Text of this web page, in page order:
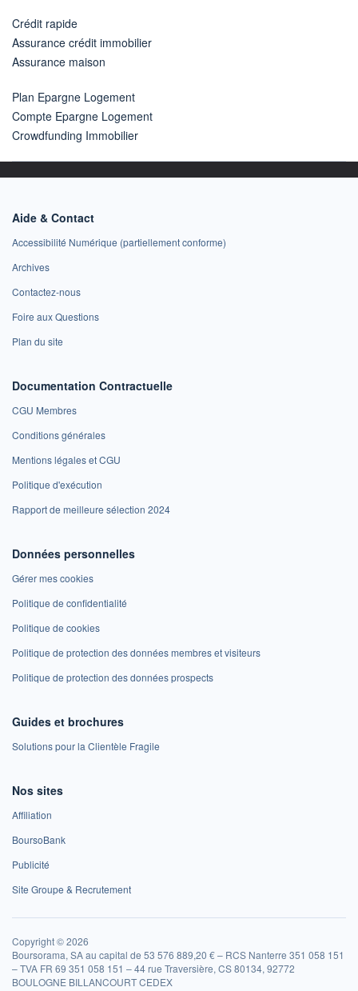
Crédit rapide
Assurance crédit immobilier
Assurance maison
Plan Epargne Logement
Compte Epargne Logement
Crowdfunding Immobilier
Aide & Contact
Accessibilité Numérique (partiellement conforme)
Archives
Contactez-nous
Foire aux Questions
Plan du site
Documentation Contractuelle
CGU Membres
Conditions générales
Mentions légales et CGU
Politique d'exécution
Rapport de meilleure sélection 2024
Données personnelles
Gérer mes cookies
Politique de confidentialité
Politique de cookies
Politique de protection des données membres et visiteurs
Politique de protection des données prospects
Guides et brochures
Solutions pour la Clientèle Fragile
Nos sites
Affiliation
BoursoBank
Publicité
Site Groupe & Recrutement
Copyright © 2026
Boursorama, SA au capital de 53 576 889,20 € – RCS Nanterre 351 058 151
– TVA FR 69 351 058 151 – 44 rue Traversière, CS 80134, 92772
BOULOGNE BILLANCOURT CEDEX